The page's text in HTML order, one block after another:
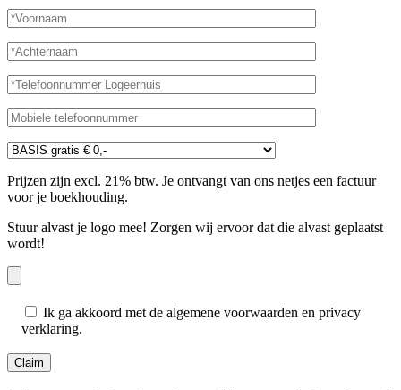
Prijzen zijn excl. 21% btw. Je ontvangt van ons netjes een factuur
voor je boekhouding.
Stuur alvast je logo mee! Zorgen wij ervoor dat die alvast geplaatst
wordt!
Ik ga akkoord met de algemene voorwaarden en privacy
verklaring.